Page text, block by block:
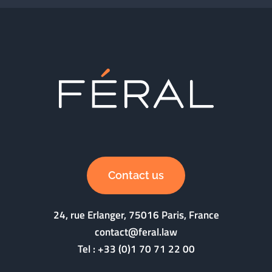
Contact us
24, rue Erlanger, 75016 Paris, France
contact@feral.law
Tel :+33 (0)1 70 71 22 00